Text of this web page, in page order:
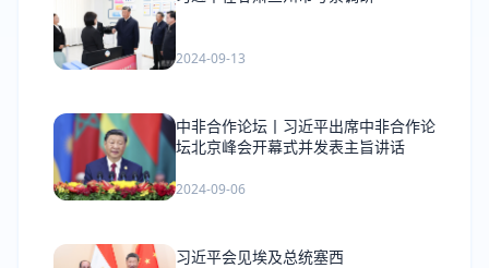
2024-09-13
中非合作论坛丨习近平出席中非合作论
坛北京峰会开幕式并发表主旨讲话
2024-09-06
习近平会见埃及总统塞西